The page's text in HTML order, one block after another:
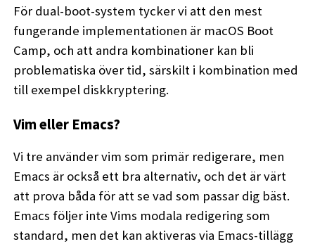
För dual-boot-system tycker vi att den mest
fungerande implementationen är macOS Boot
Camp, och att andra kombinationer kan bli
problematiska över tid, särskilt i kombination med
till exempel diskkryptering.
Vim eller Emacs?
Vi tre använder vim som primär redigerare, men
Emacs är också ett bra alternativ, och det är värt
att prova båda för att se vad som passar dig bäst.
Emacs följer inte Vims modala redigering som
standard, men det kan aktiveras via Emacs-tillägg